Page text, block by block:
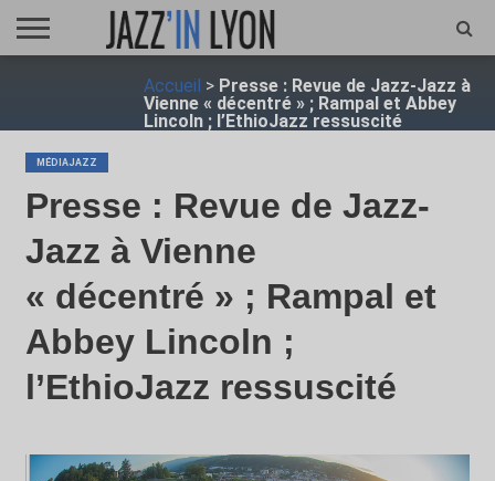
Accueil > Presse : Revue de Jazz-Jazz à
Vienne « décentré » ; Rampal et Abbey
Lincoln ; l’EthioJazz ressuscité
MÉDIAJAZZ
Presse : Revue de Jazz-
Jazz à Vienne
« décentré » ; Rampal et
Abbey Lincoln ;
l’EthioJazz ressuscité